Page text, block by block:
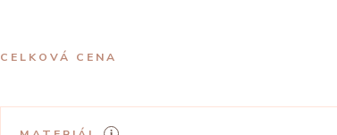
CELKOVÁ CENA